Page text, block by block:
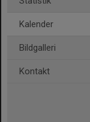
Kalender
Bildgalleri
Kontakt